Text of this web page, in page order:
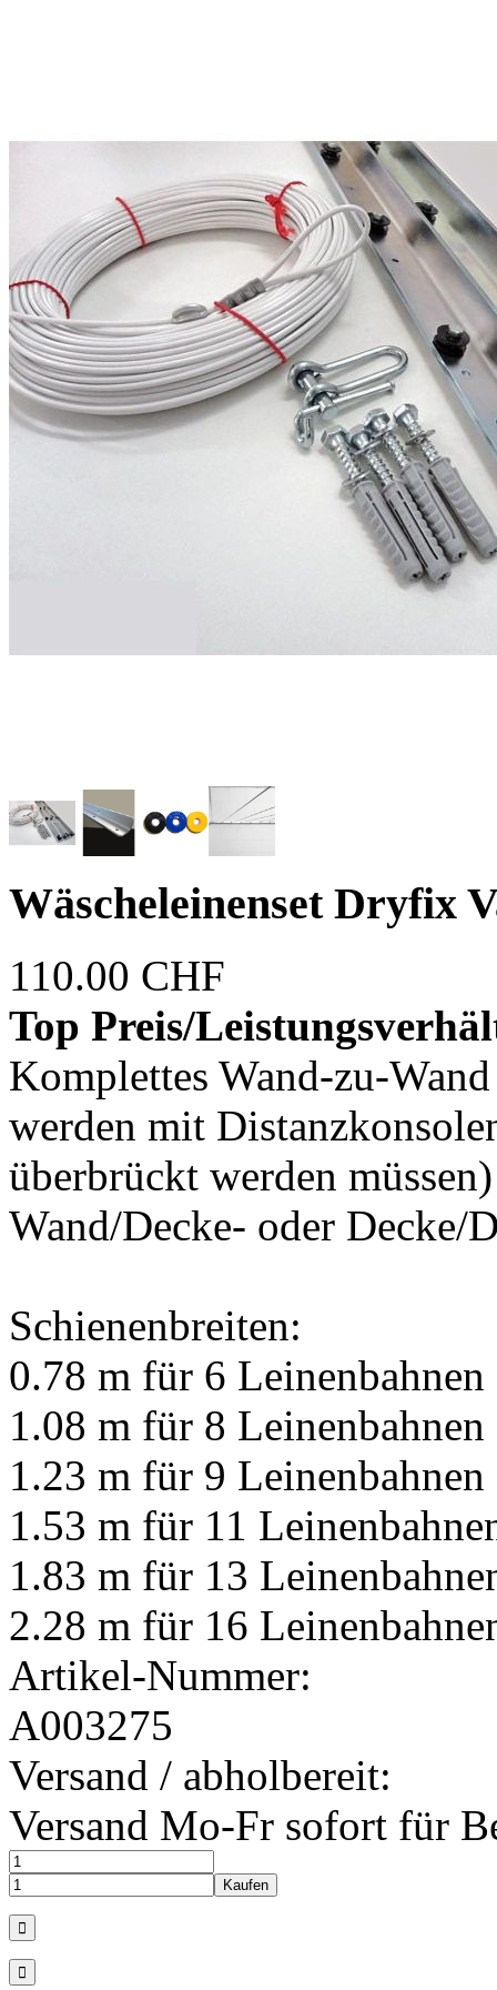
Wäscheleinenset Dryfix
110.00 CHF
Top Preis/
Komplettes Wand-zu-
werden mit
überbrückt werden
Wand/Decke- oder Decke/
Schienenbreiten:
0.78 m für 6 Leinenbahnen
1.08 m für 8 Leinenbahnen
1.23 m für 9 Leinenbahnen
1.53 m für 11
1.83 m für 13
2.28 m für 16
Artikel-Nummer:
A003275
Versand / abholbereit:
Versand Mo-Fr sofort für